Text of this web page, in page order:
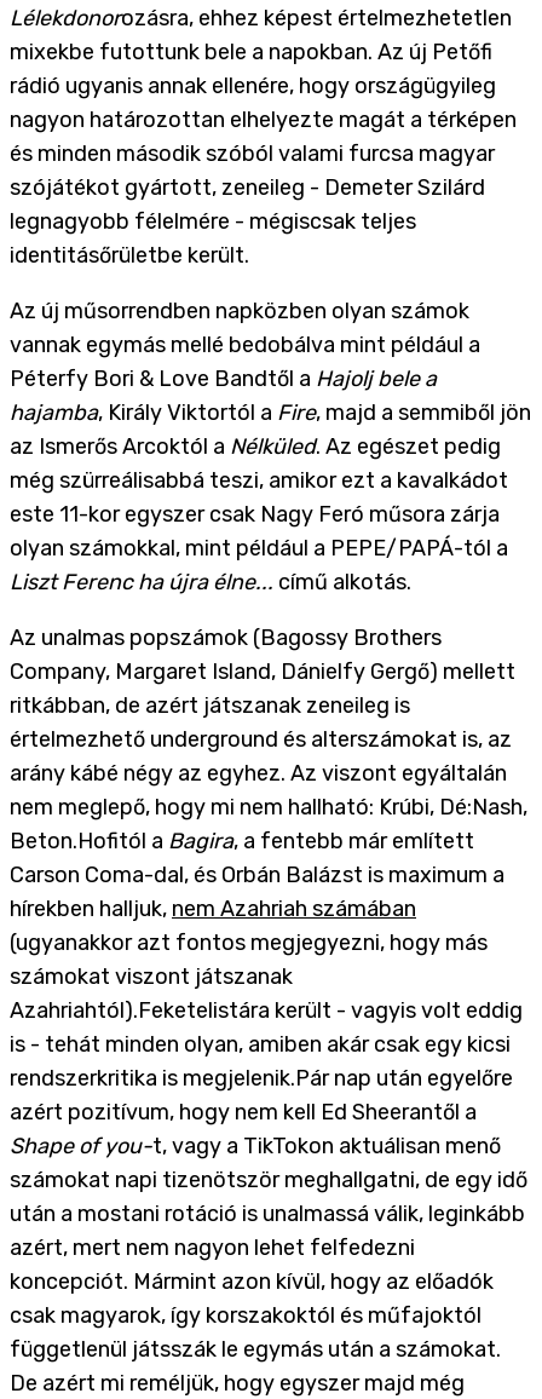
Lélekdonorozásra, ehhez képest értelmezhetetlen
mixekbe futottunk bele a napokban. Az új Petőfi
rádió ugyanis annak ellenére, hogy országügyileg
nagyon határozottan elhelyezte magát a térképen
és minden második szóból valami furcsa magyar
szójátékot gyártott, zeneileg - Demeter Szilárd
legnagyobb félelmére - mégiscsak teljes
identitásőrületbe került.
Az új műsorrendben napközben olyan számok
vannak egymás mellé bedobálva mint például a
Péterfy Bori & Love Bandtől a Hajolj bele a
hajamba, Király Viktortól a Fire, majd a semmiből jön
az Ismerős Arcoktól a Nélküled. Az egészet pedig
még szürreálisabbá teszi, amikor ezt a kavalkádot
este 11-kor egyszer csak Nagy Feró műsora zárja
olyan számokkal, mint például a PEPE/PAPÁ-tól a
Liszt Ferenc ha újra élne... című alkotás.
Az unalmas popszámok (Bagossy Brothers
Company, Margaret Island, Dánielfy Gergő) mellett
ritkábban, de azért játszanak zeneileg is
értelmezhető underground és alterszámokat is, az
arány kábé négy az egyhez. Az viszont egyáltalán
nem meglepő, hogy mi nem hallható: Krúbi, Dé:Nash,
Beton.Hofitól a Bagira, a fentebb már említett
Carson Coma-dal, és Orbán Balázst is maximum a
hírekben halljuk, nem Azahriah számában
(ugyanakkor azt fontos megjegyezni, hogy más
számokat viszont játszanak
Azahriahtól).Feketelistára került - vagyis volt eddig
is - tehát minden olyan, amiben akár csak egy kicsi
rendszerkritika is megjelenik.Pár nap után egyelőre
azért pozitívum, hogy nem kell Ed Sheerantől a
Shape of you-t, vagy a TikTokon aktuálisan menő
számokat napi tizenötször meghallgatni, de egy idő
után a mostani rotáció is unalmassá válik, leginkább
azért, mert nem nagyon lehet felfedezni
koncepciót. Mármint azon kívül, hogy az előadók
csak magyarok, így korszakoktól és műfajoktól
függetlenül játsszák le egymás után a számokat.
De azért mi reméljük, hogy egyszer majd még